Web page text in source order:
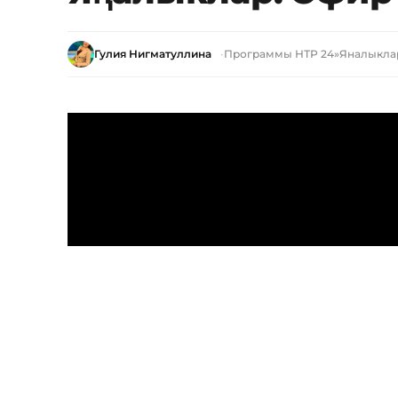
Гулия Нигматуллина Программы НТР 24»